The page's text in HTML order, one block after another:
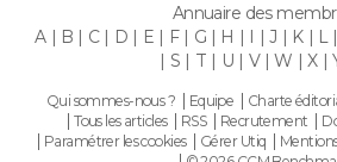
Annuaire des
A
B C D E F G H I J K L
S
T U V W X
Qui sommes-nous ? Equipe Charte
Tous les articles
RSS Recrutement
Paramétrer les cookies
Gérer Utiq